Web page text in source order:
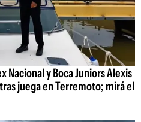
Nacional y Boca Juniors Alexis
juega en Terremoto; mirá el